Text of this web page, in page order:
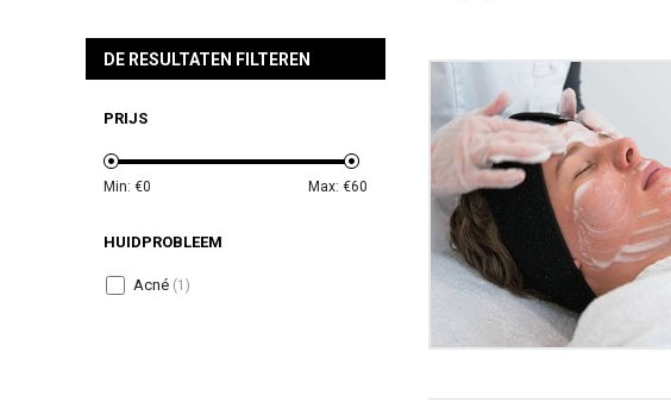
DE RESULTATEN FILTEREN
PRIJS
Min: €0 Max: €60
HUIDPROBLEEM
Acné (1)